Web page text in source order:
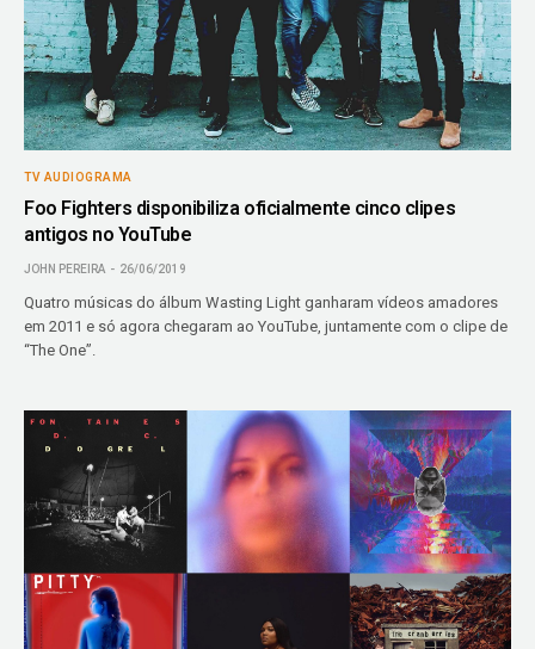
TV AUDIOGRAMA
Foo Fighters disponibiliza oficialmente cinco clipes
antigos no YouTube
JOHN PEREIRA 26/06/2019
Quatro músicas do álbum Wasting Light ganharam vídeos amadores
em 2011 e só agora chegaram ao YouTube, juntamente com o clipe de
“The One”.